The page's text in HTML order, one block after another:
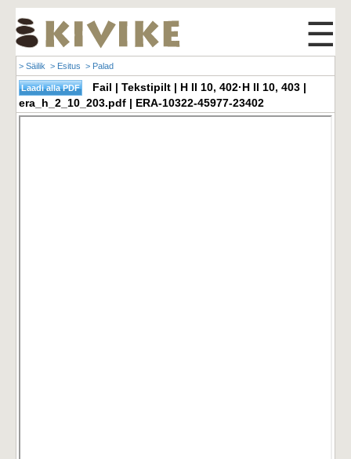
☰
> Säilik > Esitus > Palad
Fail | Tekstipilt | H II 10, 402·H II 10, 403 |
era_h_2_10_203.pdf | ERA-10322-45977-23402